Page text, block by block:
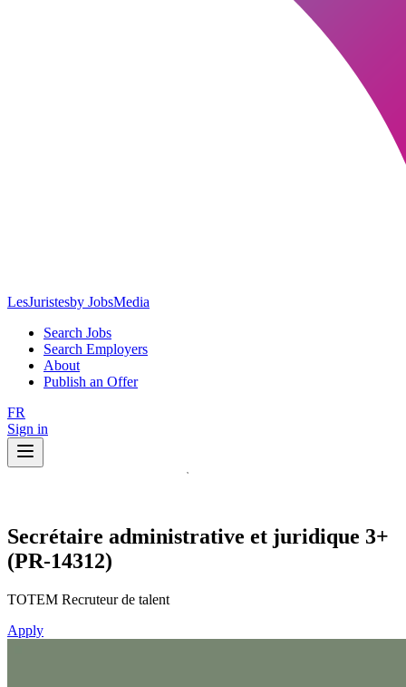
LesJuristesby JobsMedia
Search Jobs
Search Employers
About
Publish an Offer
FR
Sign in
Secrétaire administrative et juridique 3+
(PR-14312)
TOTEM Recruteur de talent
Apply